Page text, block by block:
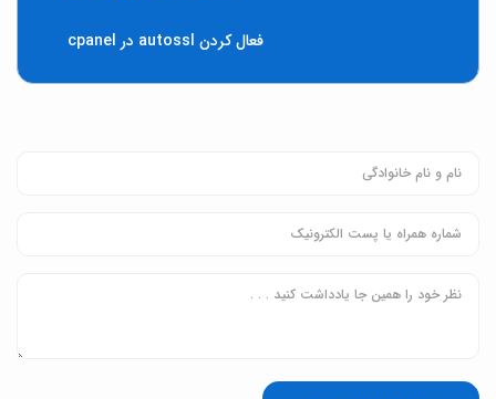
فعال کردن autossl در cpanel